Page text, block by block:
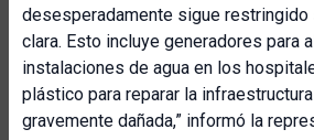
desesperadamente sigue restringido
clara. Esto incluye generadores para
instalaciones de agua en los
plástico para reparar la
gravemente dañada,” informó la